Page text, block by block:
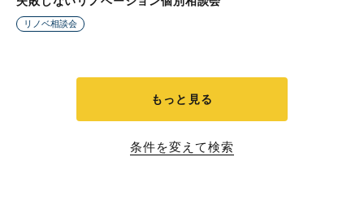
リノベ相談会
もっと見る
条件を変えて検索